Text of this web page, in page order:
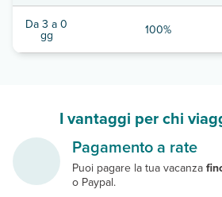
Da 3 a 0
gg 100%
I vantaggi per chi
Pagamento a rate
Puoi pagare la tua vacanza
o Paypal.